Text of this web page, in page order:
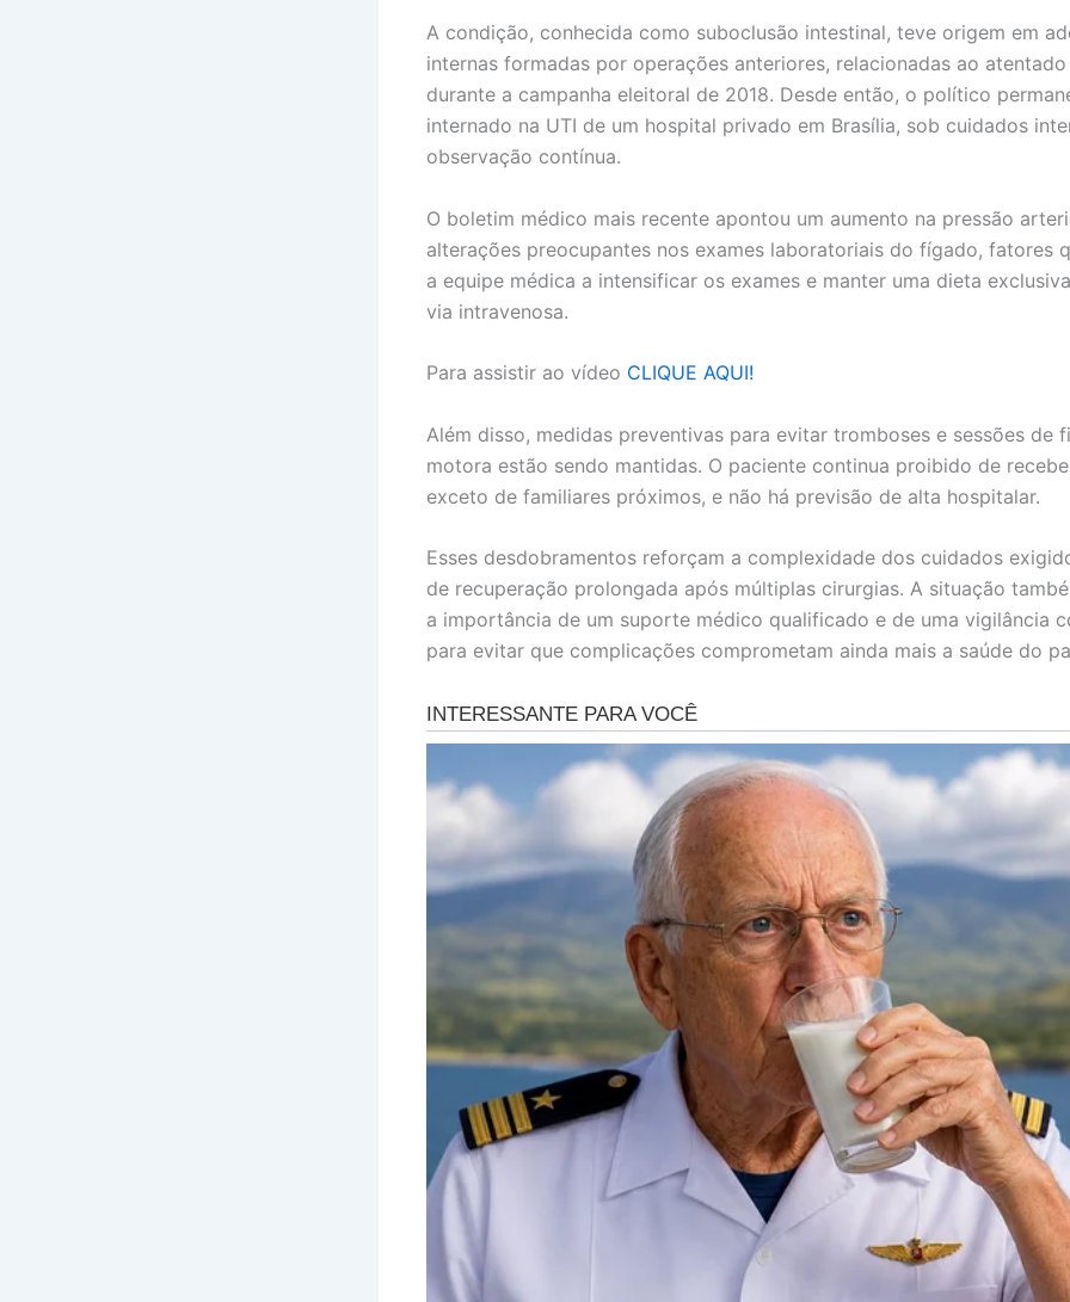
A condição, conhecida como suboclusão intestinal, teve origem em
internas formadas por operações anteriores, relacionadas ao
durante a campanha eleitoral de 2018. Desde então, o político
internado na UTI de um hospital privado em Brasília, sob cuidados
observação contínua.
O boletim médico mais recente apontou um aumento na pressão
alterações preocupantes nos exames laboratoriais do fígado, fatores
a equipe médica a intensificar os exames e manter uma dieta
via intravenosa.
Para assistir ao vídeo CLIQUE AQUI!
Além disso, medidas preventivas para evitar tromboses e sessões de
motora estão sendo mantidas. O paciente continua proibido de
exceto de familiares próximos, e não há previsão de alta hospitalar.
Esses desdobramentos reforçam a complexidade dos cuidados
de recuperação prolongada após múltiplas cirurgias. A situação
a importância de um suporte médico qualificado e de uma vigilância
para evitar que complicações comprometam ainda mais a saúde do